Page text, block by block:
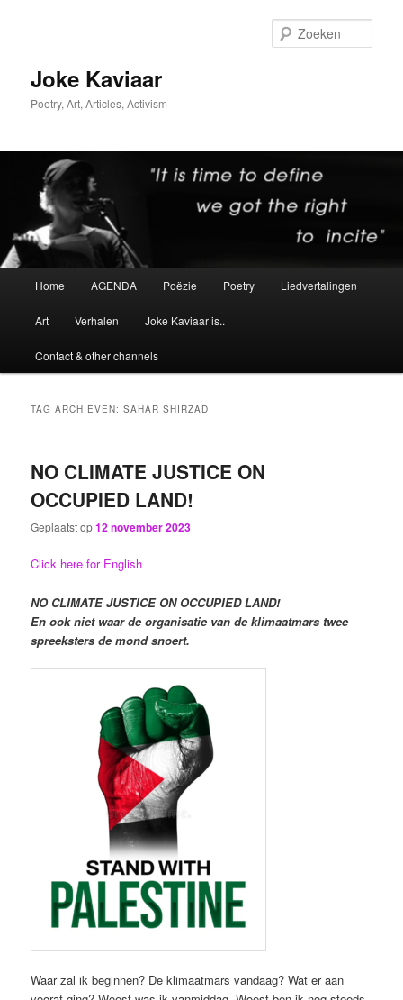
inhoud
inhoudJoke Kaviaar
Poetry, Art, Articles, Activism
Home AGENDA Poëzie Poetry Liedvertalingen
Art Verhalen Joke Kaviaar is..
Contact & other channels
TAG ARCHIEVEN:SAHAR SHIRZAD
NO CLIMATE JUSTICE ON
OCCUPIED LAND!
Geplaatst op12 november 2023
Click here for English
NO CLIMATE JUSTICE ON OCCUPIED LAND!
En ook niet waar de organisatie van de klimaatmars twee
spreeksters de mond snoert.
Waar zal ik beginnen? De klimaatmars vandaag? Wat er aan